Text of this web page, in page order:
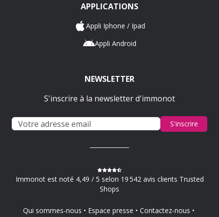
APPLICATIONS
Appli Iphone / Ipad
Appli Android
NEWSLETTER
S'inscrire à la newsletter d'immonot
S'inscrire
Immonot est noté 4,49 / 5 selon 19 542 avis clients Trusted
Shops
Qui sommes-nous Espace presse
Contactez-nous